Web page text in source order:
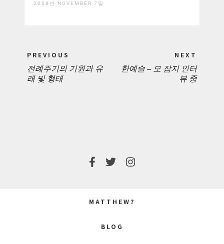
2008년 NOVEMBER 7일
navigation
PREVIOUS
PREVIOUS
전례주기의 기원과 유
래 및 형태
NEXT
한예슬 – 모 잡지 인터
뷰 중
MATTHEW?
BLOG